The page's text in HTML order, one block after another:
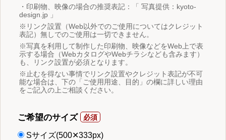
・印刷物、映像の場合の推奨表記：「 写真提供：kyoto-
design.jp 」
※リンク設置（Web以外でのご使用についてはクレジット
表記）無しでのご使用は一切できません。
※写真を利用して制作した印刷物、映像などをWeb上で表
示する場合（WebカタログやWebチラシなども含みます）
も、リンク設置が必須となります。
※止むを得ない事情でリンク設置やクレジット表記が不可
能な場合は、下の「ご使用用途、目的」の欄に詳しい理由
をご記入の上ご相談ください。
ご希望のサイズ
Sサイズ(500✕333px)